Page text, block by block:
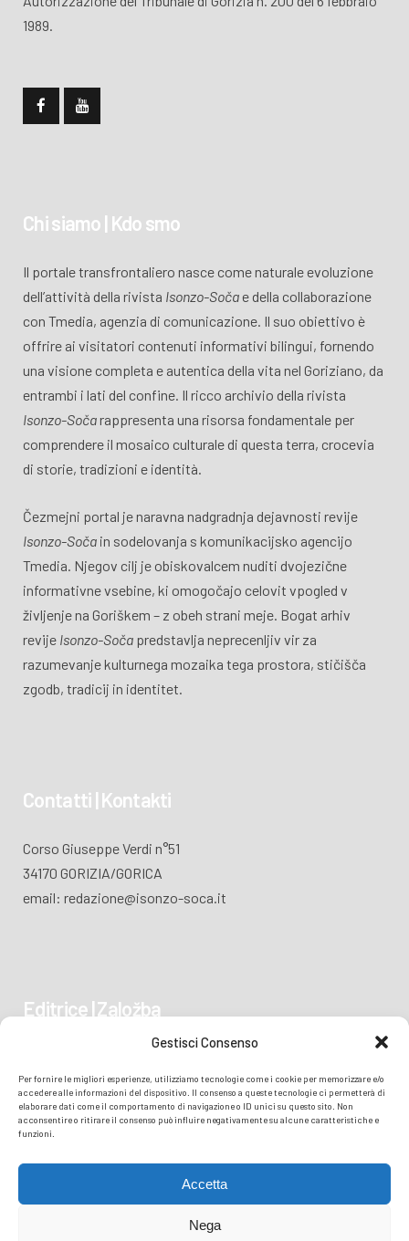
Gestisci Consenso
Per fornire le migliori esperienze, utilizziamo tecnologie come i cookie per memorizzare e/o
accedere alle informazioni del dispositivo. Il consenso a queste tecnologie ci permetterà di
elaborare dati come il comportamento di navigazione o ID unici su questo sito. Non
acconsentire o ritirare il consenso può influire negativamente su alcune caratteristiche e
funzioni.
Accetta
Nega
1989.
Chi siamo | Kdo smo
Il portale transfrontaliero nasce come naturale evoluzione
dell’attività della rivista Isonzo-Sočae della collaborazione
con Tmedia, agenzia di comunicazione. Il suo obiettivo è
offrire ai visitatori contenuti informativi bilingui, fornendo
una visione completa e autentica della vita nel Goriziano, da
entrambi i lati del confine. Il ricco archivio della rivista
Isonzo-Sočarappresenta una risorsa fondamentale per
comprendere il mosaico culturale di questa terra, crocevia
di storie, tradizioni e identità.
Čezmejni portal je naravna nadgradnja dejavnosti revije
Isonzo-Soča in sodelovanja s komunikacijsko agencijo
Tmedia. Njegov cilj je obiskovalcem nuditi dvojezične
informativne vsebine, ki omogočajo celovit vpogled v
življenje na Goriškem – z obeh strani meje. Bogat arhiv
revije Isonzo-Soča predstavlja neprecenljiv vir za
razumevanje kulturnega mozaika tega prostora, stičišča
zgodb, tradicij in identitet.
Contatti | Kontakti
Corso Giuseppe Verdi n°51
34170 GORIZIA/GORICA
email: redazione@isonzo-soca.it
Editrice | Založba
34170 GORIZIA/GORICA